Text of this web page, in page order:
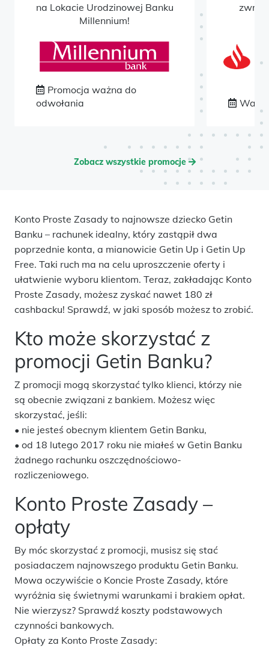
na Lokacie Urodzinowej Banku
Millennium!
Promocja ważna do
odwołania
Zobacz wszystkie promocje
Konto Proste Zasady to najnowsze dziecko Getin
Banku – rachunek idealny, który zastąpił dwa
poprzednie konta, a mianowicie Getin Up i Getin Up
Free. Taki ruch ma na celu uproszczenie oferty i
ułatwienie wyboru klientom. Teraz, zakładając Konto
Proste Zasady, możesz zyskać nawet 180 zł
cashbacku! Sprawdź, w jaki sposób możesz to zrobić.
Kto może skorzystać z
promocji Getin Banku?
Z promocji mogą skorzystać tylko klienci, którzy nie
są obecnie związani z bankiem. Możesz więc
skorzystać, jeśli:
• nie jesteś obecnym klientem Getin Banku,
• od 18 lutego 2017 roku nie miałeś w Getin Banku
żadnego rachunku oszczędnościowo-
rozliczeniowego.
Konto Proste Zasady –
opłaty
By móc skorzystać z promocji, musisz się stać
posiadaczem najnowszego produktu Getin Banku.
Mowa oczywiście o Koncie Proste Zasady, które
wyróżnia się świetnymi warunkami i brakiem opłat.
Nie wierzysz? Sprawdź koszty podstawowych
czynności bankowych.
Opłaty za Konto Proste Zasady: